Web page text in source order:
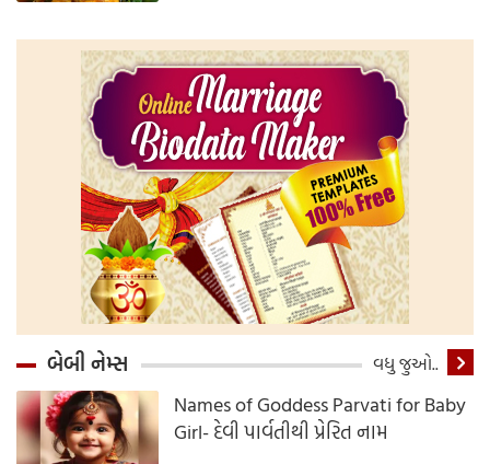
બેબી નેમ્સ વધુ જુઓ..
Names of Goddess Parvati for Baby
Girl- દેવી પાર્વતીથી પ્રેરિત નામ